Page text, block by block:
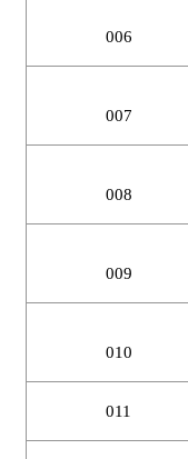
006
007
008
009
010
011